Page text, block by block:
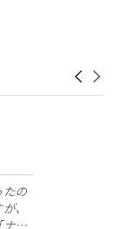
Carousel
の
、
チ